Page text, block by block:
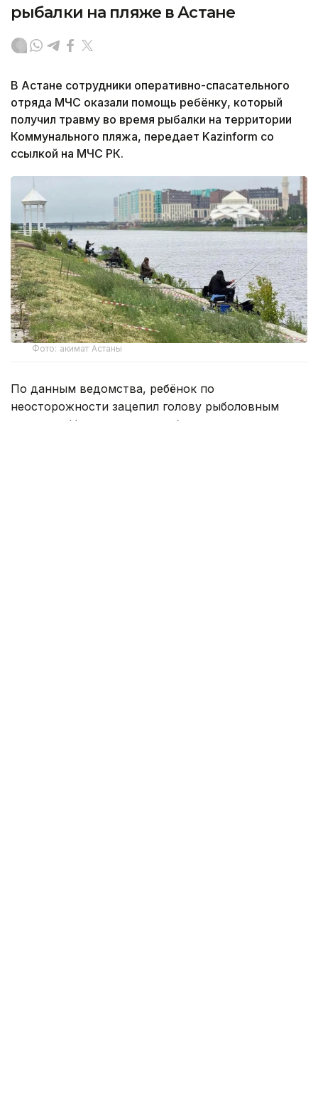
рыбалки на пляже в Астане
В Астане сотрудники оперативно-спасательного
отряда МЧС оказали помощь ребёнку, который
получил травму во время рыбалки на территории
Коммунального пляжа, передает Kazinform со
ссылкой на МЧС РК.
Фото: акимат Астаны
По данным ведомства, ребёнок по
неосторожности зацепил голову рыболовным
крючком. Находившиеся поблизости спасатели,